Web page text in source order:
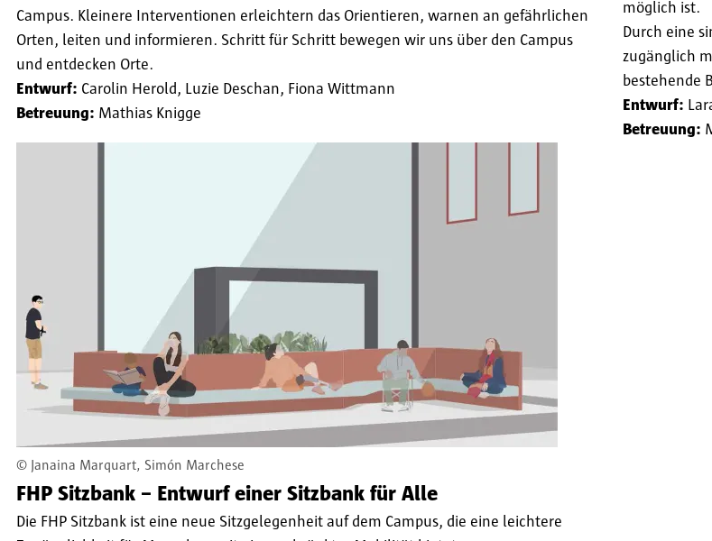
Campus. Kleinere Interventionen erleichtern das Orientieren, warnen an gefährlichen
Orten, leiten und informieren. Schritt für Schritt bewegen wir uns über den Campus
und entdecken Orte.
Entwurf: Carolin Herold, Luzie Deschan, Fiona Wittmann
Betreuung: Mathias Knigge
möglich ist.
Durch eine
zugänglich
bestehende
Entwurf:
Betreuung:
© Janaina Marquart, Simón Marchese
FHP Sitzbank – Entwurf einer Sitzbank für Alle
Die FHP Sitzbank ist eine neue Sitzgelegenheit auf dem Campus, die eine leichtere